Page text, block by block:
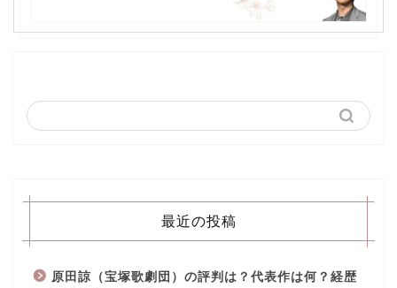
最近の投稿
原田諒（宝塚歌劇団）の評判は？代表作は何？経歴